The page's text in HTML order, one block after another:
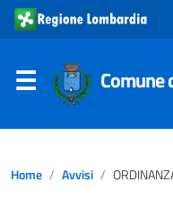
Comune
Home Avvisi ORDINANZA SINDACALE N.5/